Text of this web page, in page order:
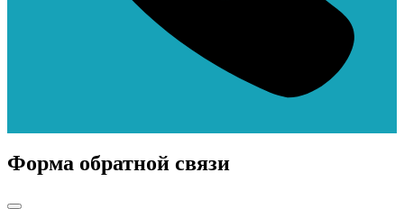
Форма обратной связи